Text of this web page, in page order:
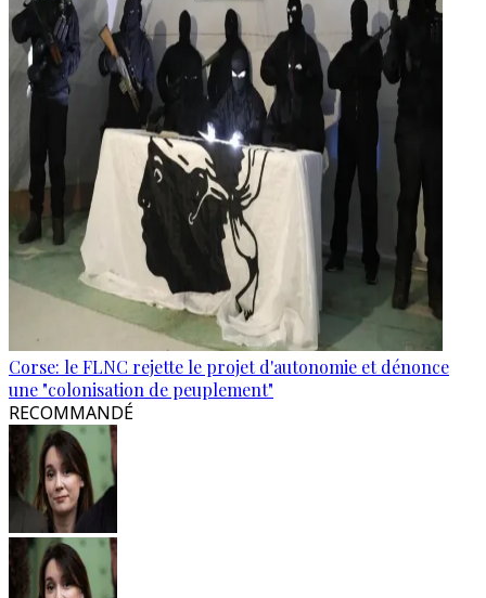
Corse: le FLNC rejette le projet d'autonomie et dénonce
une "colonisation de peuplement"
RECOMMANDÉ